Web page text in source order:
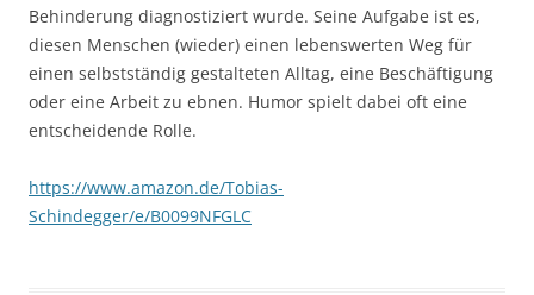
Behinderung diagnostiziert wurde. Seine Aufgabe ist es,
diesen Menschen (wieder) einen lebenswerten Weg für
einen selbstständig gestalteten Alltag, eine Beschäftigung
oder eine Arbeit zu ebnen. Humor spielt dabei oft eine
entscheidende Rolle.
https://www.amazon.de/Tobias-
Schindegger/e/B0099NFGLC